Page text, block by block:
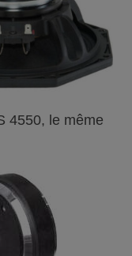
4550, le même